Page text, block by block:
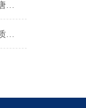
农用土壤土壤检测仪器·2023云唐三分钟速测·农用土壤土壤检测仪器上
土壤检测仪器哪个牌子好·2023质量可靠·土壤检测仪器哪个牌子好